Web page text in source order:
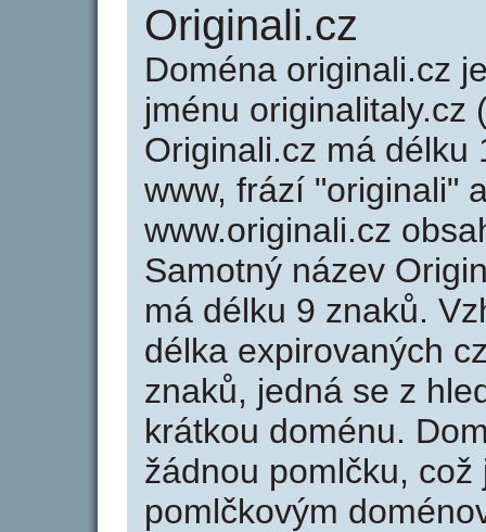
Originali.cz
Doména originali.cz
jménu originalitaly.cz
Originali.cz má délku
www, frází "originali"
www.originali.cz
Samotný název
má délku 9 znaků.
délka expirovaných
znaků, jedná se z
krátkou doménu.
žádnou pomlčku,
pomlčkovým